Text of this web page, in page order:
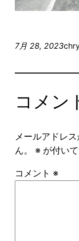
7月 28, 2023
コメン
メールアドレ
ん。
※ が付い
コメント ※